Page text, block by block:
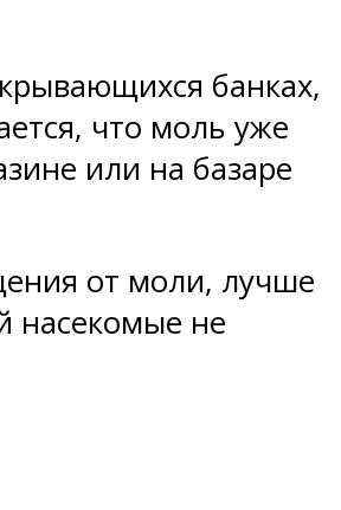
банках,
что моль уже
или на базаре
от моли, лучше
насекомые не